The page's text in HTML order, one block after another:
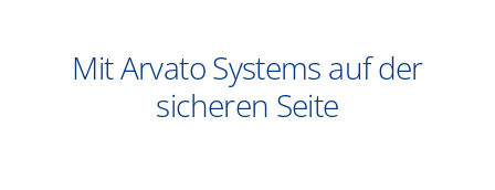
Mit Arvato Systems auf der
sicheren Seite